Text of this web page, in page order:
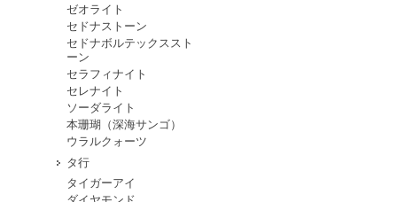
ゼオライト
セドナストーン
セドナボルテックススト
ーン
セラフィナイト
セレナイト
ソーダライト
本珊瑚（深海サンゴ）
ウラルクォーツ
タ行
タイガーアイ